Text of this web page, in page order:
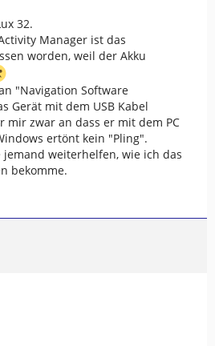
32.
Manager ist das
worden, weil der Akku
"Navigation Software
Gerät mit dem USB Kabel
mir zwar an dass er mit dem PC
ertönt kein "Pling".
weiterhelfen, wie ich das
bekomme.